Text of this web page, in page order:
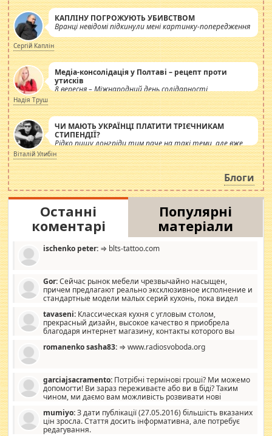
КАПЛІНУ ПОГРОЖУЮТЬ УБИВСТВОМ
Вранці невідомі підкинули мені картинку-попередження
Сергій Каплін
Медіа-консолідація у Полтаві – рецепт проти
утисків
8 вересня – Міжнародний день солідарності
журналістів.
Надія Труш
ЧИ МАЮТЬ УКРАЇНЦІ ПЛАТИТИ ТРІЄЧНИКАМ
СТИПЕНДІЇ?
Рідко пишу лонгріди тим паче на такі теми, але вже
просто дістало! Обурюють сьогоднішні інсенуації
навколо стипендіального питання. Штучно
роздувається ще одна соціальна катастрофа.
Віталій Улибін
Блоги
Останні
коментарі
Популярні
матеріали
ischenko peter: ⇒ blts-tattoo.com
Gor:Сейчас рынок мебели чрезвычайно насыщен,
причем предлагают реально эксклюзивное исполнение и
стандартные модели малых серий кухонь, пока видел
стандартные формы, в MebelOk, креативненько и что главное -
со вкусом все в порядке, без ненужных наворотов удорожающих
мебель, а это не последний фактор.
tavaseni: Классическая кухня с угловым столом,
прекрасный дизайн, высокое качество я приобрела
благодаря интернет магазину, контакты которого вы
romanenko sasha83: ⇒ www.radiosvoboda.org
garciajsacramento: Потрібні термінові гроші? Ми можемо
допомогти! Ви зараз переживаєте або ви в біді? Таким
чином, ми даємо вам можливість розвивати нові
допомагати людям, які намагаються дати їм шанс. Кожен
заслуговує на другий шанс, і, оскільки влада не зможе, вони
повинні приймати від інших. Для нас нема багато суми, і зрілість
mumiyo:З дати публікації (27.05.2016) більшість вказаних
цін зросла. Стаття досить інформативна, але потребує
редагування.